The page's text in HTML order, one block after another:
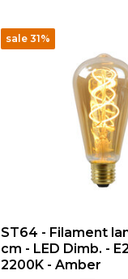
sale 31%
ST64 - Filament
cm - LED Dimb. -
2200K - Amber